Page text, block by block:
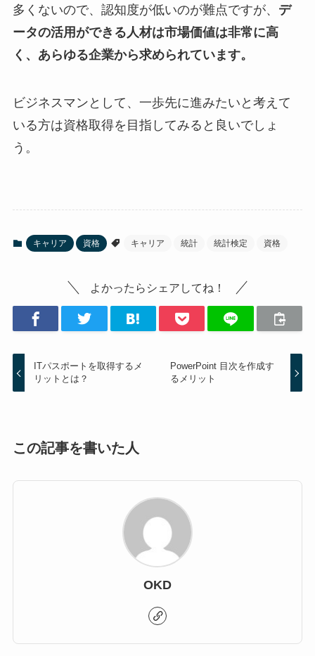
多くないので、認知度が低いのが難点ですが、 デ
ータの活用ができる人材は市場価値は非常に高
く、あらゆる企業から求められています。
ビジネスマンとして、一歩先に進みたいと考えて
いる方は資格取得を目指してみると良いでしょ
う。
キャリア 資格 キャリア 統計 統計検定 資格
よかったらシェアしてね！
ITパスポートを取得するメ
リットとは？
PowerPoint 目次を作成す
るメリット
この記事を書いた人
OKD